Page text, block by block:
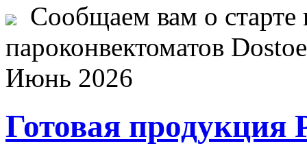
Сообщаем вам о старте
пароконвектоматов
Июнь 2026
Готовая продукция